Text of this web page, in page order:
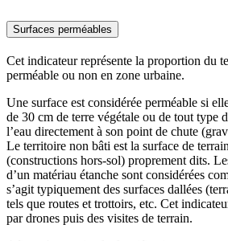
Surfaces perméables
Cet indicateur représente la proportion du
perméable ou non en zone urbaine.
Une surface est considérée perméable si
de 30 cm de terre végétale ou de tout type
l’eau directement à son point de chute
Le territoire non bâti est la surface de
(constructions hors-sol) proprement dits.
d’un matériau étanche sont considérées
s’agit typiquement des surfaces dallées
tels que routes et trottoirs, etc. Cet
par drones puis des visites de terrain.